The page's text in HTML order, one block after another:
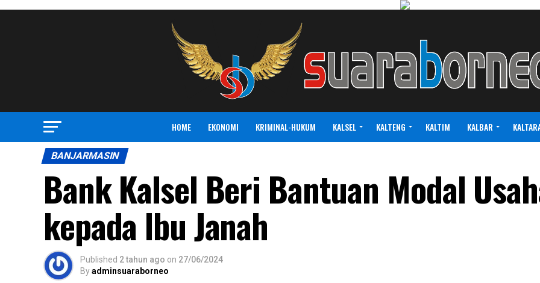
HOME EKONOMI KRIMINAL-HUKUM KALSEL KALTENG KALTIM KALBAR
BANJARMASIN
Bank Kalsel Beri Bantuan Modal
kepada lbu Janah
Published 2 tahun ago on 27/06/2024
Byadminsuaraborneo